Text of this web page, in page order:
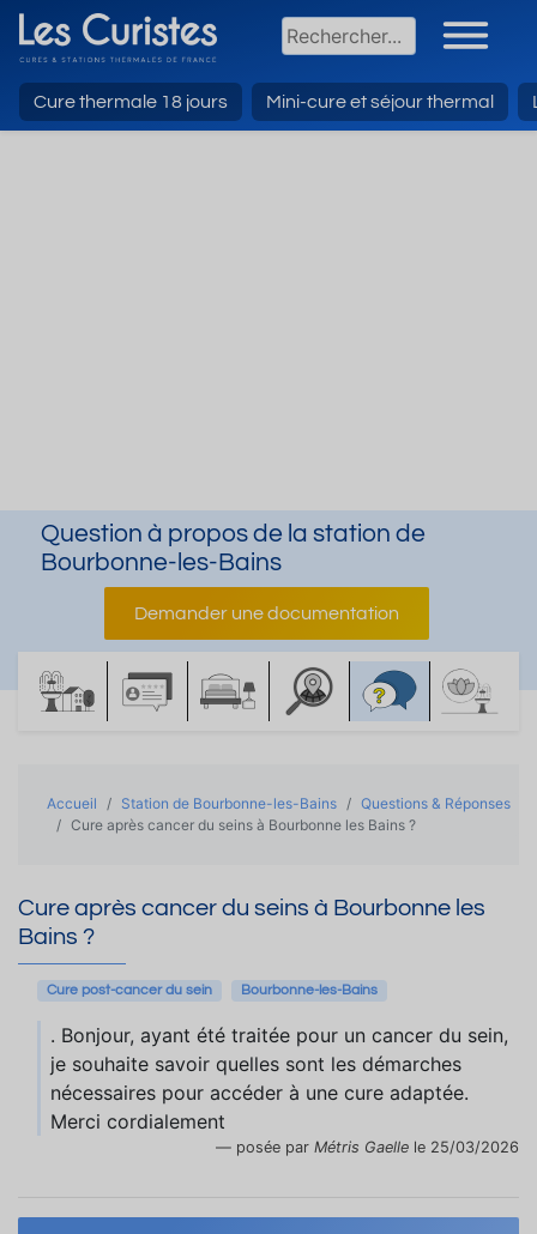
Cure thermale 18 jours Mini-cure et séjour thermal
Question à propos de la station de
Bourbonne-les-Bains
Demander une documentation
Accueil Station de Bourbonne-les-Bains
Questions & Réponses
Cure après cancer du seins à Bourbonne les Bains ?
Cure après cancer du seins à Bourbonne les
Bains ?
Cure post-cancer du sein Bourbonne-les-Bains
. Bonjour, ayant été traitée pour un cancer du sein,
je souhaite savoir quelles sont les démarches
nécessaires pour accéder à une cure adaptée.
Merci cordialement
posée par Métris Gaelle le 25/03/2026